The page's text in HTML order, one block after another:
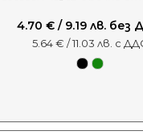
4.70 € / 9.19 лв. без
5.64 € / 11.03 лв. с